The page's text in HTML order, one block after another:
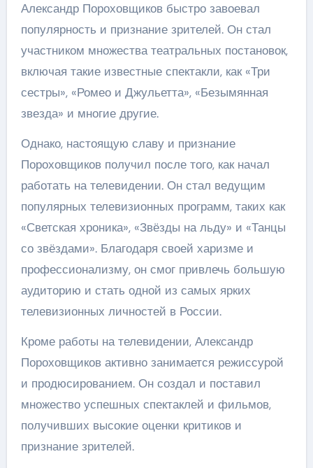
Александр Пороховщиков быстро завоевал
популярность и признание зрителей. Он стал
участником множества театральных постановок,
включая такие известные спектакли, как «Три
сестры», «Ромео и Джульетта», «Безымянная
звезда» и многие другие.
Однако, настоящую славу и признание
Пороховщиков получил после того, как начал
работать на телевидении. Он стал ведущим
популярных телевизионных программ, таких как
«Светская хроника», «Звёзды на льду» и «Танцы
со звёздами». Благодаря своей харизме и
профессионализму, он смог привлечь большую
аудиторию и стать одной из самых ярких
телевизионных личностей в России.
Кроме работы на телевидении, Александр
Пороховщиков активно занимается режиссурой
и продюсированием. Он создал и поставил
множество успешных спектаклей и фильмов,
получивших высокие оценки критиков и
признание зрителей.